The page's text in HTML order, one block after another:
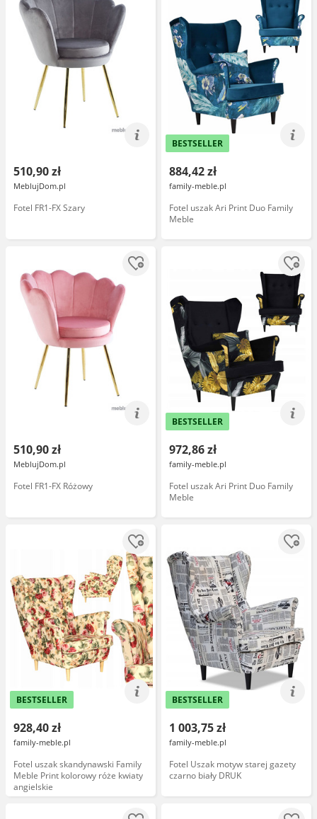
510,90 zł
MeblujDom.pl
Fotel FR1-FX Szary
BESTSELLER
884,42 zł
family-meble.pl
Fotel uszak Ari Print Duo Family
Meble
510,90 zł
MeblujDom.pl
Fotel FR1-FX Różowy
BESTSELLER
972,86 zł
family-meble.pl
Fotel uszak Ari Print Duo Family
Meble
BESTSELLER
928,40 zł
family-meble.pl
Fotel uszak skandynawski Family
Meble Print kolorowy róże kwiaty
angielskie
BESTSELLER
1 003,75 zł
family-meble.pl
Fotel Uszak motyw starej gazety
czarno biały DRUK